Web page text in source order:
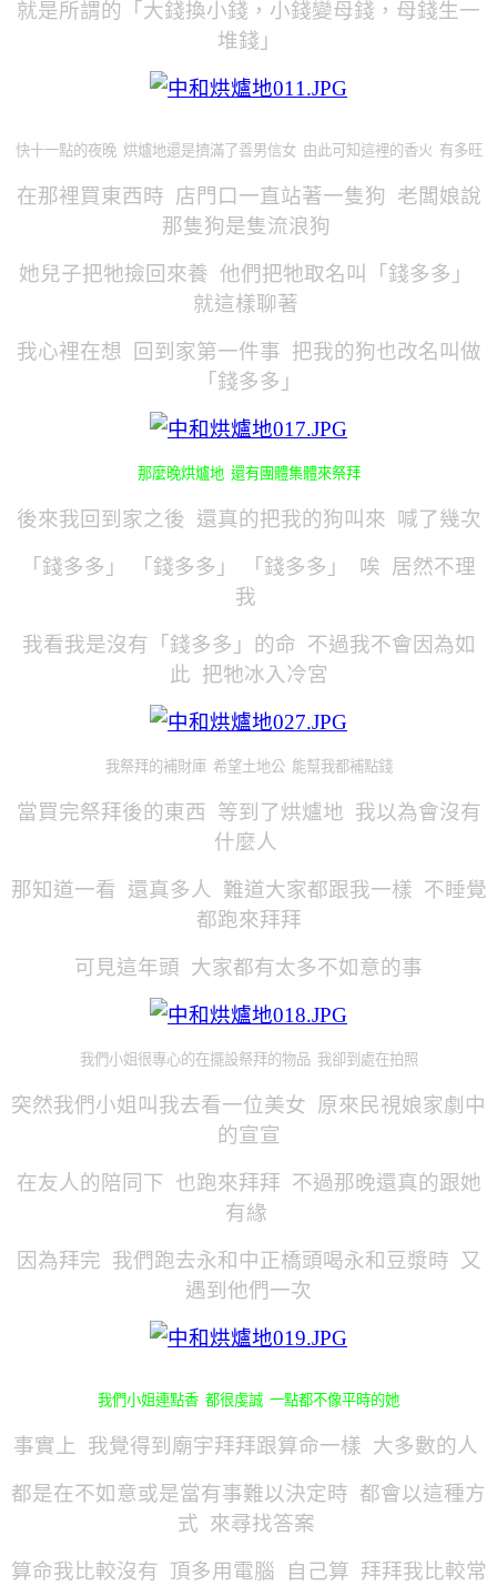
就是所謂的「大錢換小錢，小錢變母錢，母錢生一
堆錢」
快十一點的夜晚 烘爐地還是擠滿了善男信女 由此可知這裡的香火 有多旺
在那裡買東西時 店門口一直站著一隻狗 老闆娘說
那隻狗是隻流浪狗
她兒子把牠撿回來養 他們把牠取名叫「錢多多」
就這樣聊著
我心裡在想 回到家第一件事 把我的狗也改名叫做
「錢多多」
那麼晚烘爐地 還有團體集體來祭拜
後來我回到家之後 還真的把我的狗叫來 喊了幾次
「錢多多」
「錢多多」 「錢多多」 唉 居然不理
我
我看我是沒有「錢多多」的命 不過我不會因為如
此 把牠冰入冷宮
我祭拜的補財庫 希望土地公 能幫我都補點錢
當買完祭拜後的東西 等到了烘爐地 我以為會沒有
什麼人
那知道一看 還真多人 難道大家都跟我一樣 不睡覺
都跑來拜拜
可見這年頭 大家都有太多不如意的事
我們小姐很專心的在擺設祭拜的物品 我卻到處在拍照
突然我們小姐叫我去看一位美女 原來民視娘家劇中
的宣宣
在友人的陪同下 也跑來拜拜 不過那晚還真的跟她
有緣
因為拜完 我們跑去永和中正橋頭喝永和豆漿時 又
遇到他們一次
我們小姐連點香 都很虔誠 一點都不像平時的她
事實上 我覺得到廟宇拜拜跟算命一樣 大多數的人
都是在不如意或是當有事難以決定時 都會以這種方
式 來尋找答案
算命我比較沒有 頂多用電腦 自己算 拜拜我比較常